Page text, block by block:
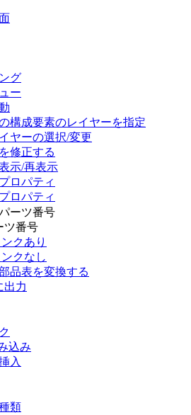
グ
ー
構成要素のレイヤーを指定
ヤーの選択/変更
修正する
示/再表示
ロパティ
ロパティ
ーツ番号
ツ番号
クあり
クなし
品表を変換する
出力
込み
入
類